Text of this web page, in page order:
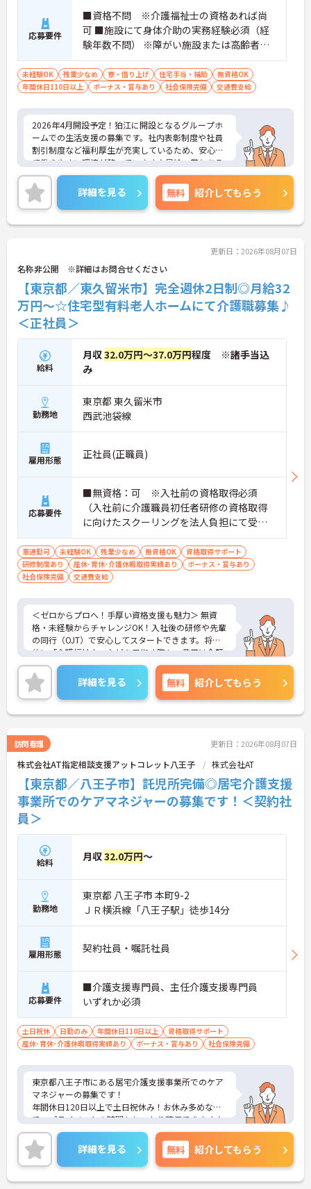
応募要件
■資格不問 ※介護福祉士の資格あれば尚
可 ■施設にて身体介助の実務経験必須（経
験年数不問） ※障がい施設または高齢者施
設での勤務経験あれば尚可
未経験OK 残業少なめ 寮・借り上げ 住宅手当・補助
無資格OK
年間休日110日以上
ボーナス・賞与あり 社会保険完備 交通費支給
2026年4月開設予定！狛江に開設となるグループホ
ームでの生活支援の募集です。社内表彰制度や社員
割引制度など福利厚生が充実しているため、安心し
て働きやすい環境が整っています♪昇給・賞与ある
ため頑張りをしっかり評価される職場です☆ご興味
ある方は面接ポイントをお伝えしますので、お気軽
にご連絡ください。
詳細を見る 無料 紹介してもらう
更新日：2026年08月07日
名称非公開 ※詳細はお問合せください
【東京都／東久留米市】完全週休2日制◎月給32
万円～☆住宅型有料老人ホームにて介護職募集♪
＜正社員＞
給料
月収32.0万円～37.0万円程度 ※諸手当込
み
勤務地
東京都 東久留米市
西武池袋線
雇用形態 正社員(正職員)
応募要件
■無資格：可 ※入社前の資格取得必須
（入社前に介護職員初任者研修の資格取得
に向けたスクーリングを法人負担にて受講
していただきます。） ■実務経験：不問
車通勤可 未経験OK 残業少なめ 無資格OK
資格取得サポート
研修制度あり
産休･育休･介護休暇取得実績あり
ボーナス・賞与あり
社会保険完備
交通費支給
＜ゼロからプロへ！手厚い資格支援も魅力＞ 無資
格・未経験からチャレンジOK！入社後の研修や先輩
の同行（OJT）で安心してスタートできます。将来
的に「介護福祉士」などを目指す際も、費用は全額
会社負担。一人ひとりの「学びたい」を全力で応援
します！
＜高収入＆選べる休みで充実＞ 月給32万円（夜勤あ
り）の厚待遇に加え、基本的に定時退社OK♪休日は
曜日固定の「完全週休2日制」で予定が立てやす
り稼いでしっかり休む、メリハリある働き方が可能
です。
＜意見を言い合えるフラットな関係＞ 気付きや提案
を遠慮なく共有できる、風通しの良い職場です。ご
利用者様の小さな変化を見逃さない「観察眼」を大
切にし、スタッフ同士も互いに配慮し合える温かい
関係性を築いています。
詳細を見る 無料 紹介してもらう
訪問看護 更新日：2026年08月07日
株式会社AT指定相談支援アットコレット八王子 株式会社AT
【東京都／八王子市】託児所完備◎居宅介護支援
事業所でのケアマネジャーの募集です！＜契約社
員＞
給料 月収32.0万円～
勤務地
東京都 八王子市 本町9-2
ＪＲ横浜線「八王子駅」徒歩14分
雇用形態 契約社員・嘱託社員
応募要件
■介護支援専門員、主任介護支援専門員
いずれか必須
土日祝休 日勤のみ 年間休日110日以上
資格取得サポート
産休･育休･介護休暇取得実績あり
ボーナス・賞与あり 社会保険完備
東京都八王子市にある居宅介護支援事業所でのケア
マネジャーの募集です！
年間休日120日以上で土日祝休み！お休み多めなの
で、プライベートの時間もしっかり確保できます♪
託児所が完備されておりますので、子育て中の方も
安心してご就業頂けます。
ご興味のある方には、面接対策ポイントなど、さら
に詳細をお話しいたしますのでお気軽にご相談くだ
さい！
詳細を見る 無料 紹介してもらう